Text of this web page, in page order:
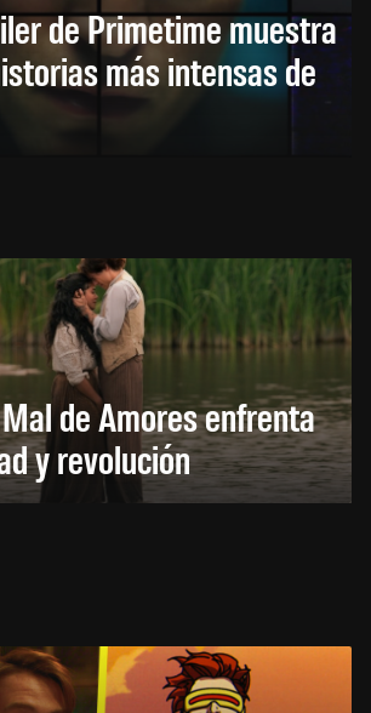
de Primetime muestra
más intensas de
de Amores enfrenta
y revolución